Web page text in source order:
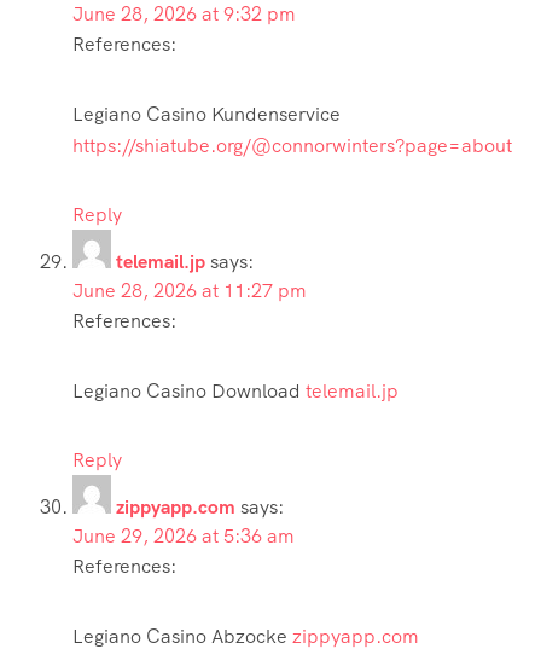
June 28, 2026 at 9:32 pm
References:
Legiano Casino Kundenservice
https://shiatube.org/@connorwinters?page=about
Reply
telemail.jpsays:
June 28, 2026 at 11:27 pm
References:
Legiano Casino Download telemail.jp
Reply
zippyapp.com says:
June 29, 2026 at 5:36 am
References:
Legiano Casino Abzocke zippyapp.com